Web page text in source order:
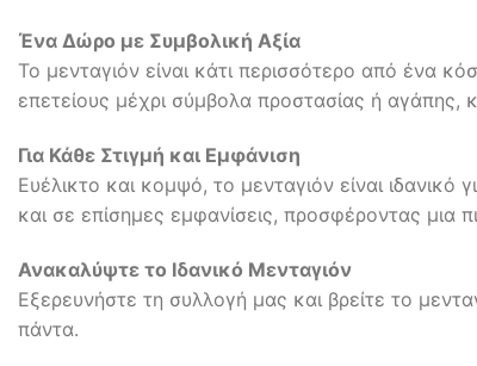
Ένα Δώρο με Συμβολική Αξία
Το μενταγιόν είναι κάτι περισσότερο από ένα
επετείους μέχρι σύμβολα προστασίας ή αγάπης,
Για Κάθε Στιγμή και Εμφάνιση
Ευέλικτο και κομψό, το μενταγιόν είναι
και σε επίσημες εμφανίσεις, προσφέροντας μια
Ανακαλύψτε το Ιδανικό Μενταγιόν
Εξερευνήστε τη συλλογή μας και βρείτε το
πάντα.